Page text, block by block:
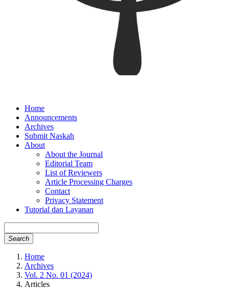
Home
Announcements
Archives
Submit Naskah
About
About the Journal
Editorial Team
List of Reviewers
Article Processing Charges
Contact
Privacy Statement
Tutorial dan Layanan
Search
Home
Archives
Vol. 2 No. 01 (2024)
Articles